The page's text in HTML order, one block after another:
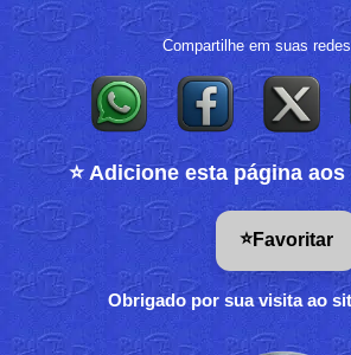
Compartilhe em suas
⭐ Adicione esta página
⭐Favoritar
Obrigado por sua visita ao